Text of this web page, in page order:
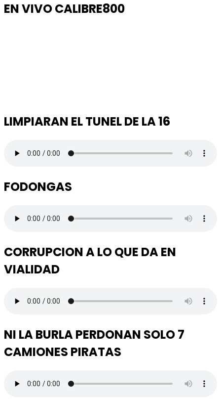
EN VIVO CALIBRE800
LIMPIARAN EL TUNEL DE LA 16
FODONGAS
CORRUPCION A LO QUE DA EN
VIALIDAD
NI LA BURLA PERDONAN SOLO 7
CAMIONES PIRATAS